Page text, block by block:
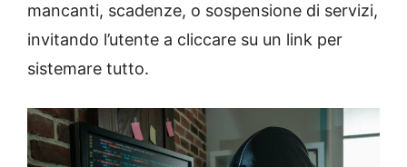
mancanti, scadenze, o sospensione di servizi,
invitando l’utente a cliccare su un link per
sistemare tutto.